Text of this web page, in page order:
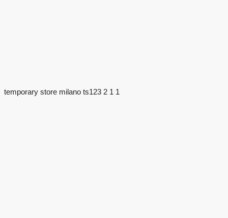
temporary store milano ts123 2 1 1